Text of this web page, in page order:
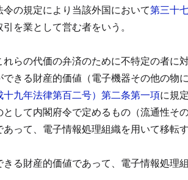
の規定により当該外国において第三十
を業として営む者をいう。
らの代価の弁済のために不特定の者に
きる財産的価値（電子機器その他の物
九年法律第百二号）第二条第一項に規
して内閣府令で定めるもの（流通性そ
って、電子情報処理組織を用いて移転
る財産的価値であって、電子情報処理